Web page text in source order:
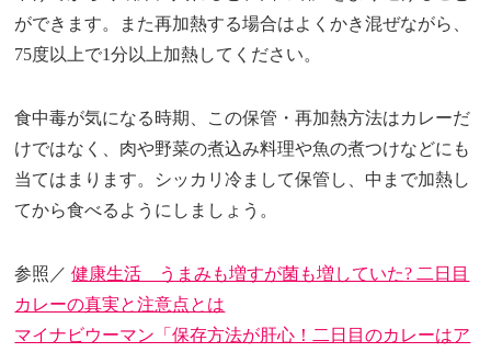
ができます。また再加熱する場合はよくかき混ぜながら、
75度以上で1分以上加熱してください。
食中毒が気になる時期、この保管・再加熱方法はカレーだ
けではなく、肉や野菜の煮込み料理や魚の煮つけなどにも
当てはまります。シッカリ冷まして保管し、中まで加熱し
てから食べるようにしましょう。
参照／健康生活 うまみも増すが菌も増していた? 二日目
カレーの真実と注意点とは
マイナビウーマン「保存方法が肝心！二日目のカレーはア